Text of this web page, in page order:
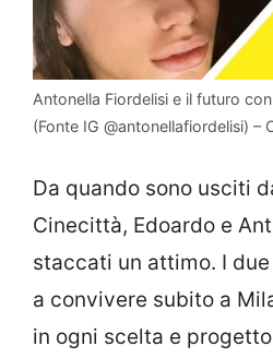
Antonella Fiordelisi e il futuro
(Fonte IG @antonellafiordelisi) –
Da quando sono usciti
Cinecittà, Edoardo e
staccati un attimo. I
a convivere subito a
in ogni scelta e